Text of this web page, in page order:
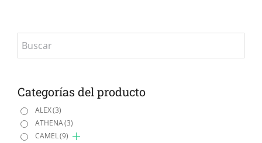
Hospitales
Panaderías y Pastelerías
Servicio domiciliario
Categorías del producto
ALEX(3)
ATHENA(3)
CAMEL(9)